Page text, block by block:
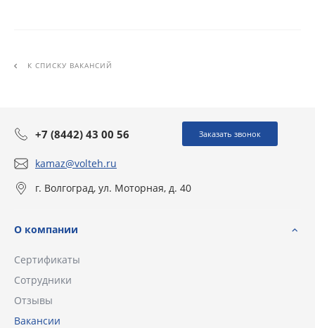
К СПИСКУ ВАКАНСИЙ
+7 (8442) 43 00 56 Заказать звонок
kamaz@volteh.ru
г. Волгоград, ул. Моторная, д. 40
О компании
Сертификаты
Сотрудники
Отзывы
Вакансии